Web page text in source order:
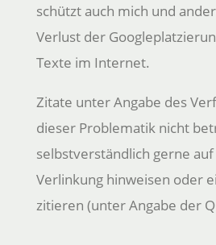
schützt auch mich und
Verlust der
Texte im Internet.
Zitate unter Angabe des
dieser Problematik nicht
selbstverständlich gerne
Verlinkung hinweisen oder
zitieren (unter Angabe der